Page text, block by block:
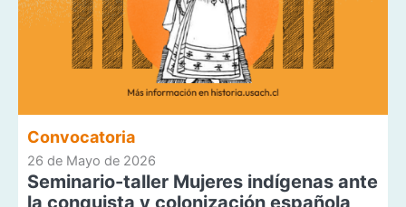
Convocatoria
26 de Mayo de 2026
Seminario-taller Mujeres indígenas ante
la conquista y colonización española